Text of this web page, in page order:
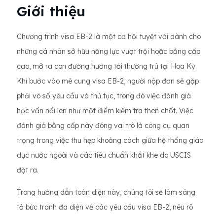
Giới thiệu
Chương trình visa EB-2 là một cơ hội tuyệt vời dành cho
những cá nhân sở hữu năng lực vượt trội hoặc bằng cấp
cao, mở ra con đường hướng tới thường trú tại Hoa Kỳ.
Khi bước vào mê cung visa EB-2, người nộp đơn sẽ gặp
phải vô số yêu cầu và thủ tục, trong đó việc đánh giá
học vấn nổi lên như một điểm kiểm tra then chốt. Việc
đánh giá bằng cấp này đóng vai trò là công cụ quan
trọng trong việc thu hẹp khoảng cách giữa hệ thống giáo
dục nước ngoài và các tiêu chuẩn khắt khe do USCIS
đặt ra.
Trong hướng dẫn toàn diện này, chúng tôi sẽ làm sáng
tỏ bức tranh đa diện về các yêu cầu visa EB-2, nêu rõ